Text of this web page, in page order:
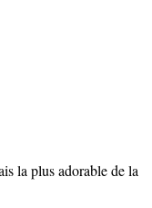
la plus adorable de la